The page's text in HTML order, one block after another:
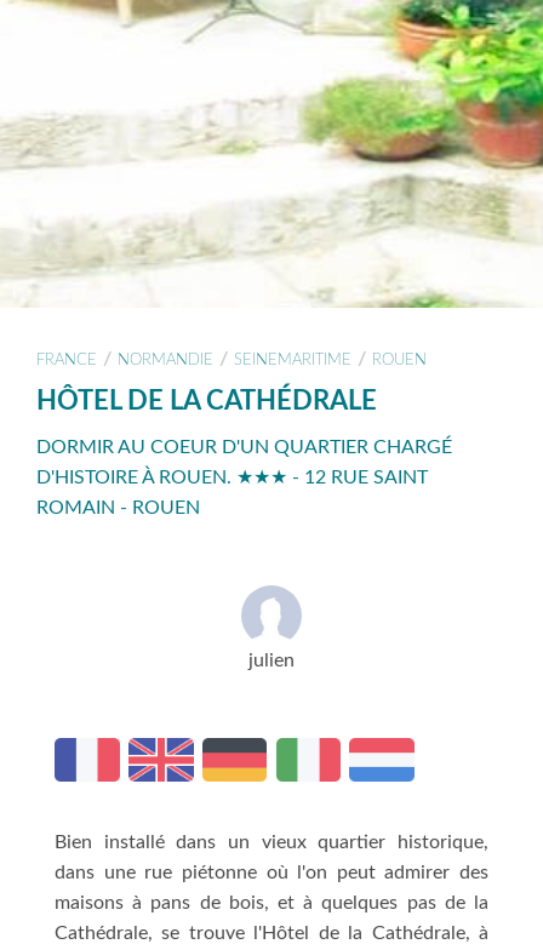
FRANCE / NORMANDIE / SEINEMARITIME / ROUEN
HÔTEL DE LA CATHÉDRALE
DORMIR AU COEUR D'UN QUARTIER CHARGÉ
D'HISTOIRE À ROUEN. ★★★ - 12 RUE SAINT
ROMAIN - ROUEN
julien
Bien installé dans un vieux quartier historique,
dans une rue piétonne où l'on peut admirer des
maisons à pans de bois, et à quelques pas de la
Cathédrale, se trouve l'Hôtel de la Cathédrale, à